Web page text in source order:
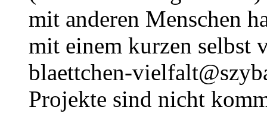
mit anderen Menschen
mit einem kurzen selbst
blaettchen-
Projekte sind nicht